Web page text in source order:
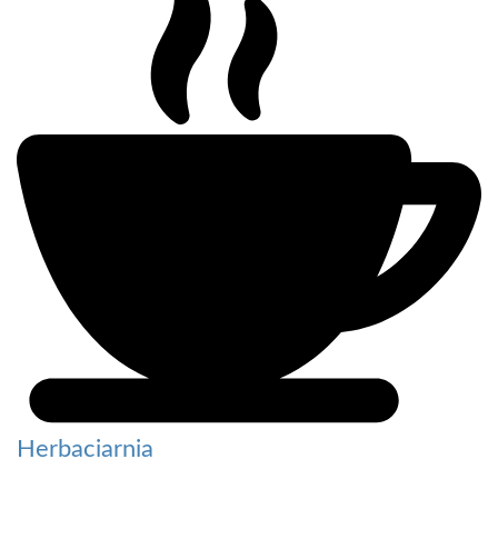
Herbaciarnia